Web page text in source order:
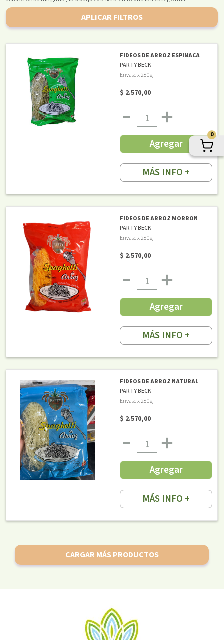
APLICAR FILTROS
FIDEOS DE ARROZ ESPINACA
PARTY BECK
Envase x 280g
$ 2.570,00
Agregar
MÁS INFO +
FIDEOS DE ARROZ MORRON
PARTY BECK
Envase x 280g
$ 2.570,00
Agregar
MÁS INFO +
FIDEOS DE ARROZ NATURAL
PARTY BECK
Envase x 280g
$ 2.570,00
Agregar
MÁS INFO +
CARGAR MÁS PRODUCTOS
0